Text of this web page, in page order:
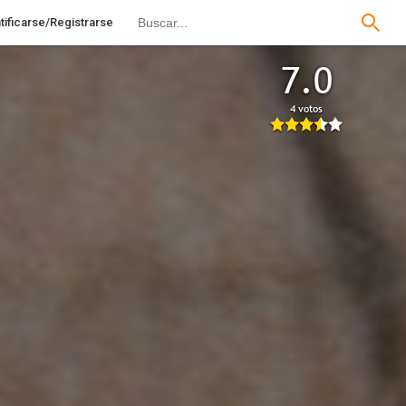
Registrarse
7.0
4 votos